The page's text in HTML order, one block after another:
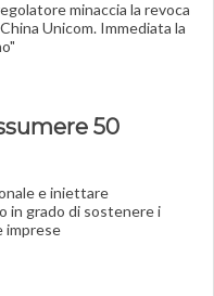
minaccia la revoca
Unicom. Immediata la
50
e iniettare
in grado di sostenere i
imprese